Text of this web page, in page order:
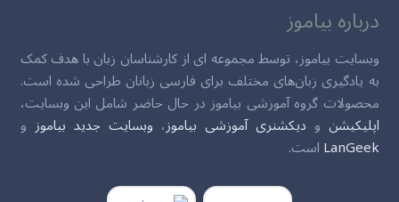
درباره بیاموز
وبسایت بیاموز، توسط مجموعه ای از کارشناسان زبان با هدف کمک
به یادگیری زبان‌های مختلف برای فارسی زبانان طراحی شده است.
محصولات گروه آموزشی بیاموز در حال حاضر شامل این وبسایت،
اپلیکیشن و دیکشنری آموزشی بیاموز، وبسایت جدید بیاموز و
LanGeekاست.